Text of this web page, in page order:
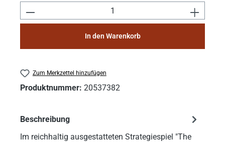
Produkt Anzahl: Gib den gewünschten
In den Warenkorb
Zum Merkzettel hinzufügen
Produktnummer: 20537382
Beschreibung
Im reichhaltig ausgestatteten Strategiespiel "The